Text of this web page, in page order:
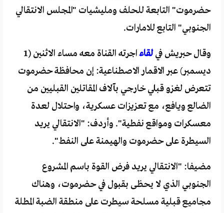
حضرموت" التابعة للحلف ومليشيات "المجلس الانتقالي
الجنوبي" التابع للامارات.
وقال حبريش فيلقاء
اجرته القناة معه مساء الاثنين (1
ديسمبر) عبر الاقمار الاصطناعية: إن محافظة حضرموت
تتعرض لغزو قبلي خارجي بآلاف المقاتلين القبليين من
الضالع ويافع، مع تعزيزات عسكرية، واحتلال لعدة
معسكرات ومواقع نفطية". وأردف: "الانتقالي يريد
السيطرة على حضرموت والهيمنة على النفط".
مضيفا: "الانتقالي يريد فرض القوة باسم المشروع
الجنوبي الذي لا يحظى بقبول في حضرموت، وهناك
مجاميع قبلية مسلحة سيطرت على منطقة الضبة المطلة